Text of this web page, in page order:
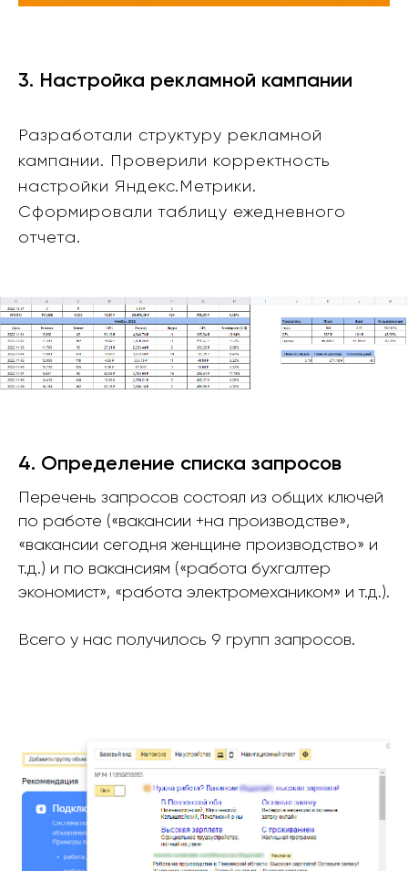
3. Настройка рекламной кампании
Разработали структуру рекламной
кампании. Проверили корректность
настройки Яндекс.Метрики.
Сформировали таблицу ежедневного
отчета.
4. Определение списка запросов
Перечень запросов состоял из общих ключей
по работе («вакансии +на производстве»,
«вакансии сегодня женщине производство» и
т.д.) и по вакансиям («работа бухгалтер
экономист», «работа электромехаником» и т.д.).
Всего у нас получилось 9 групп запросов.